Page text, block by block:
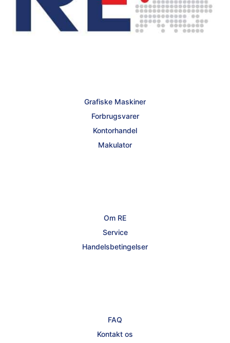
Grafiske Maskiner
Forbrugsvarer
Kontorhandel
Makulator
Om RE
Service
Handelsbetingelser
FAQ
Kontakt os